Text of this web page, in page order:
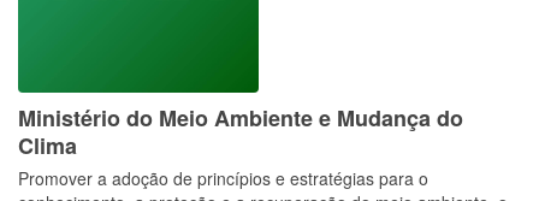
Ministério do Meio Ambiente e Mudança do
Clima
Promover a adoção de princípios e estratégias para o